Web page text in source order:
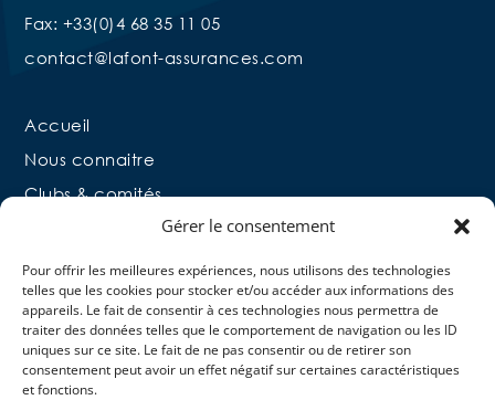
Gérer le consentement
Pour offrir les meilleures expériences, nous utilisons des technologies
telles que les cookies pour stocker et/ou accéder aux informations des
appareils. Le fait de consentir à ces technologies nous permettra de
traiter des données telles que le comportement de navigation ou les ID
uniques sur ce site. Le fait de ne pas consentir ou de retirer son
consentement peut avoir un effet négatif sur certaines caractéristiques
et fonctions.
Fax: +33(0)4 68 35 11 05
contact@lafont-assurances.com
Accueil
Nous connaitre
Clubs & comités
Licenciés & Moniteurs bénévoles
Moniteurs Pros
Professionnels S.C.A
Contact